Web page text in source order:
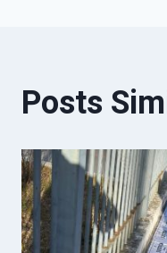
Posts